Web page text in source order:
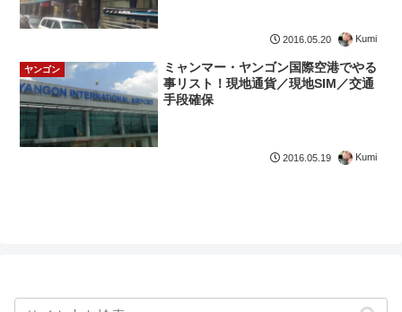
2016.05.20 Kumi
ヤンゴン
ミャンマー・ヤンゴン国際空港でやる
事リスト！現地通貨／現地SIM／交通
手段確保
2016.05.19 Kumi